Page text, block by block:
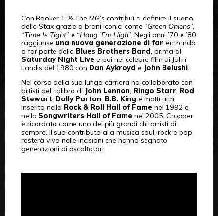
Con Booker T. & The MG’s contribuì a definire il suono
della Stax grazie a brani iconici come “Green Onions”,
“Time Is Tight” e “Hang ’Em High”. Negli anni ’70 e ’80
raggiunse una nuova generazione di fan entrando
a far parte della Blues Brothers Band, prima al
Saturday Night Live e poi nel celebre film di John
Landis del 1980 con Dan Aykroyd e John Belushi.
Nel corso della sua lunga carriera ha collaborato con
artisti del calibro di John Lennon, Ringo Starr, Rod
Stewart, Dolly Parton, B.B. King e molti altri.
Inserito nella Rock & Roll Hall of Fame nel 1992 e
nella Songwriters Hall of Fame nel 2005, Cropper
è ricordato come uno dei più grandi chitarristi di
sempre. Il suo contributo alla musica soul, rock e pop
resterà vivo nelle incisioni che hanno segnato
generazioni di ascoltatori.